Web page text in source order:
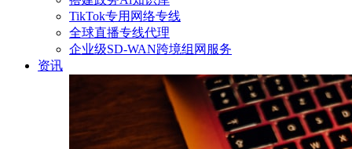
TikTok专用网络专线
全球直播专线代理
企业级SD-WAN跨境组网服务
资讯